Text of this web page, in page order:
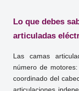
Lo que debes
articuladas
Las camas
número de
coordinado del